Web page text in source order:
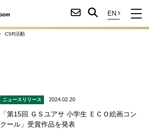
CSR活動
ニュースリリース 2024.02.20
「第15回 ＧＳユアサ 小学生 ＥＣＯ絵画コン
クール」受賞作品を発表